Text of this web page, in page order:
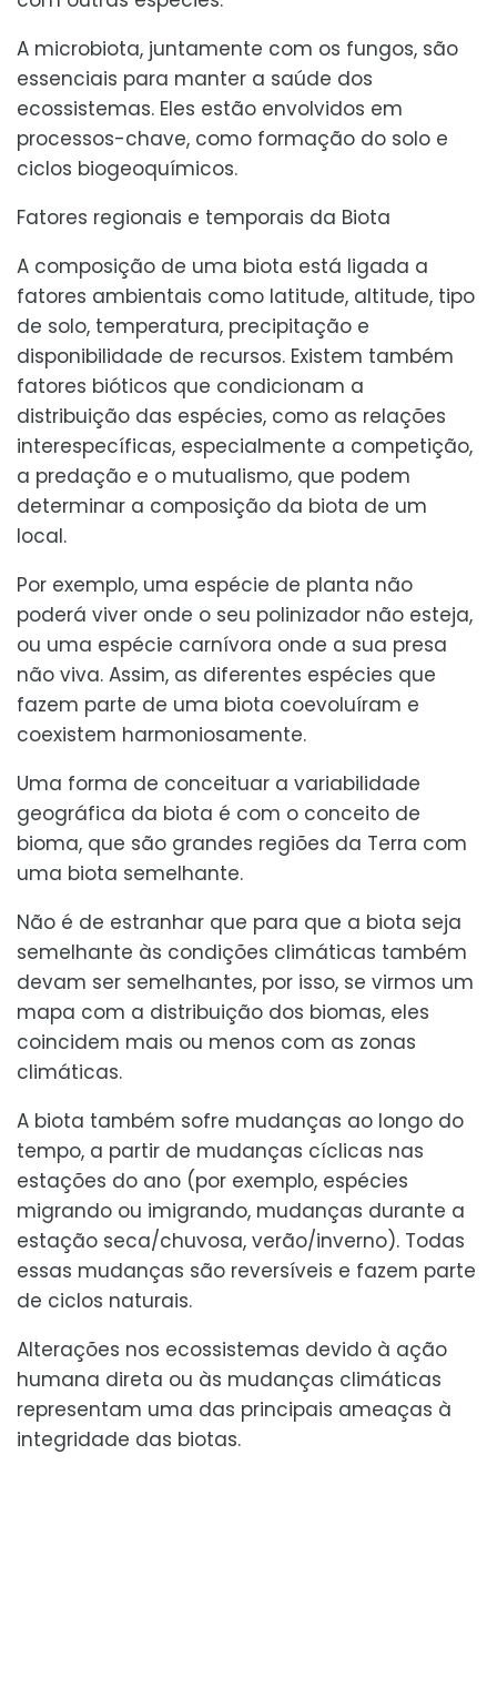
A microbiota, juntamente com os fungos, são
essenciais para manter a saúde dos
ecossistemas. Eles estão envolvidos em
processos-chave, como formação do solo e
ciclos biogeoquímicos.
Fatores regionais e temporais da Biota
A composição de uma biota está ligada a
fatores ambientais como latitude, altitude, tipo
de solo, temperatura, precipitação e
disponibilidade de recursos. Existem também
fatores bióticos que condicionam a
distribuição das espécies, como as relações
interespecíficas, especialmente a competição,
a predação e o mutualismo, que podem
determinar a composição da biota de um
local.
Por exemplo, uma espécie de planta não
poderá viver onde o seu polinizador não esteja,
ou uma espécie carnívora onde a sua presa
não viva. Assim, as diferentes espécies que
fazem parte de uma biota coevoluíram e
coexistem harmoniosamente.
Uma forma de conceituar a variabilidade
geográfica da biota é com o conceito de
bioma, que são grandes regiões da Terra com
uma biota semelhante.
Não é de estranhar que para que a biota seja
semelhante às condições climáticas também
devam ser semelhantes, por isso, se virmos um
mapa com a distribuição dos biomas, eles
coincidem mais ou menos com as zonas
climáticas.
A biota também sofre mudanças ao longo do
tempo, a partir de mudanças cíclicas nas
estações do ano (por exemplo, espécies
migrando ou imigrando, mudanças durante a
estação seca/chuvosa, verão/inverno). Todas
essas mudanças são reversíveis e fazem parte
de ciclos naturais.
Alterações nos ecossistemas devido à ação
humana direta ou às mudanças climáticas
representam uma das principais ameaças à
integridade das biotas.